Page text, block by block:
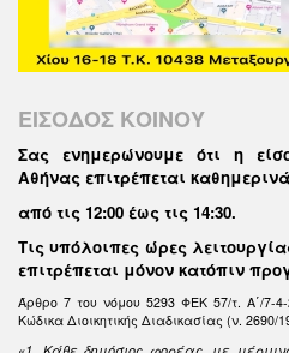
ΕΙΣΟΔΟΣ ΚΟΙΝΟΥ
Σας ενημερώνουμε ότι η
Αθήνας επιτρέπεται καθημερινά
από τις 12:00 έως τις 14:30.
Τις υπόλοιπες ώρες
επιτρέπεται μόνον κατόπιν
Άρθρο 7 του νόμου 5293 ΦΕΚ 57/τ. Α΄/7-
Κώδικα Διοικητικής Διαδικασίας (ν. 2690/